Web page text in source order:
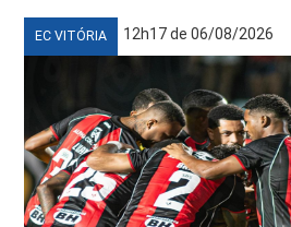
EC VITÓRIA 12h17 de 06/08/2026